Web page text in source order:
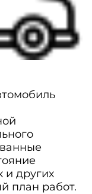
и других
план работ.